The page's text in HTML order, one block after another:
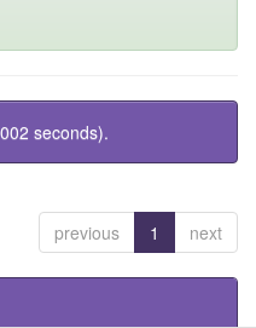
seconds).
previous 1 next